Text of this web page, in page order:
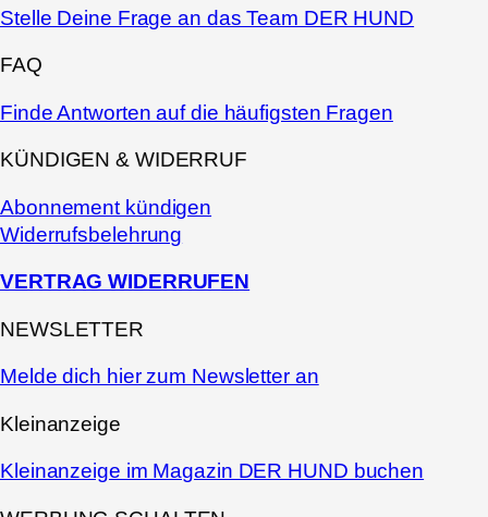
Stelle Deine Frage an das Team DER HUND
FAQ
Finde Antworten auf die häufigsten Fragen
KÜNDIGEN & WIDERRUF
Abonnement kündigen
Widerrufsbelehrung
VERTRAG WIDERRUFEN
NEWSLETTER
Melde dich hier zum Newsletter an
Kleinanzeige
Kleinanzeige im Magazin DER HUND buchen